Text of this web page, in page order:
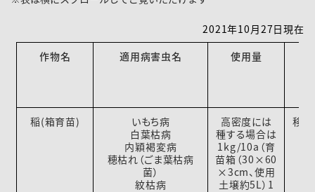
2021年10月27日現在
作物名
適用病害虫名 使用量
稲(箱育苗)
いもち病
白葉枯病
内穎褐変病
穂枯れ（ごま葉枯病
菌）
紋枯病
高密度には
種する場合は
1kg/10a（育
苗箱（30×60
×3cm、使用
土壌約5L）1
移